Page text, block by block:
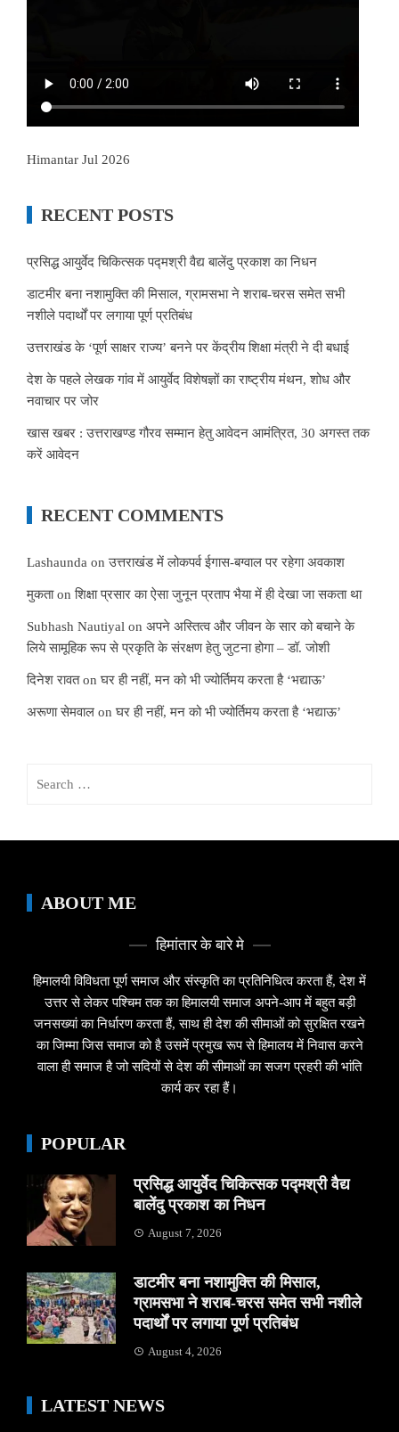
Himantar Jul 2026
RECENT POSTS
प्रसिद्ध आयुर्वेद चिकित्सक पद्मश्री वैद्य बालेंदु प्रकाश का निधन
डाटमीर बना नशामुक्ति की मिसाल, ग्रामसभा ने शराब-चरस समेत सभी
नशीले पदार्थों पर लगाया पूर्ण प्रतिबंध
उत्तराखंड के ‘पूर्ण साक्षर राज्य’ बनने पर केंद्रीय शिक्षा मंत्री ने दी बधाई
देश के पहले लेखक गांव में आयुर्वेद विशेषज्ञों का राष्ट्रीय मंथन, शोध और
नवाचार पर जोर
खास खबर : उत्तराखण्ड गौरव सम्मान हेतु आवेदन आमंत्रित, 30 अगस्त तक
करें आवेदन
RECENT COMMENTS
Lashaunda onउत्तराखंड में लोकपर्व ईगास-बग्वाल पर रहेगा अवकाश
मुकताonशिक्षा प्रसार का ऐसा जुनून प्रताप भैया में ही देखा जा सकता था
Subhash Nautiyal on अपने अस्तित्व और जीवन के सार को बचाने के
लिये सामूहिक रूप से प्रकृति के संरक्षण हेतु जुटना होगा – डॉ. जोशी
दिनेश रावतonघर ही नहीं, मन को भी ज्योर्तिमय करता है ‘भद्याऊ’
अरूणा सेमवाल onघर ही नहीं, मन को भी ज्योर्तिमय करता है ‘भद्याऊ’
ABOUT ME
हिमांतार के बारे मे
हिमालयी विविधता पूर्ण समाज और संस्कृति का प्रतिनिधित्व करता हैं, देश में
उत्तर से लेकर पश्चिम तक का हिमालयी समाज अपने-आप में बहुत बड़ी
जनसख्यां का निर्धारण करता हैं, साथ ही देश की सीमाओं को सुरक्षित रखने
का जिम्मा जिस समाज को है उसमें प्रमुख रूप से हिमालय में निवास करने
वाला ही समाज है जो सदियों से देश की सीमाओं का सजग प्रहरी की भांति
कार्य कर रहा हैं।
POPULAR
प्रसिद्ध आयुर्वेद चिकित्सक पद्मश्री वैद्य
बालेंदु प्रकाश का निधन
August 7, 2026
डाटमीर बना नशामुक्ति की मिसाल,
ग्रामसभा ने शराब-चरस समेत सभी नशीले
पदार्थों पर लगाया पूर्ण प्रतिबंध
August 4, 2026
LATEST NEWS